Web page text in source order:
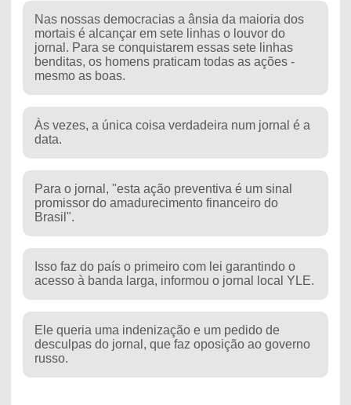
Nas nossas democracias a ânsia da maioria dos
mortais é alcançar em sete linhas o louvor do
jornal. Para se conquistarem essas sete linhas
benditas, os homens praticam todas as ações -
mesmo as boas.
Às vezes, a única coisa verdadeira num jornal é a
data.
Para o jornal, "esta ação preventiva é um sinal
promissor do amadurecimento financeiro do
Brasil".
Isso faz do país o primeiro com lei garantindo o
acesso à banda larga, informou o jornal local YLE.
Ele queria uma indenização e um pedido de
desculpas do jornal, que faz oposição ao governo
russo.